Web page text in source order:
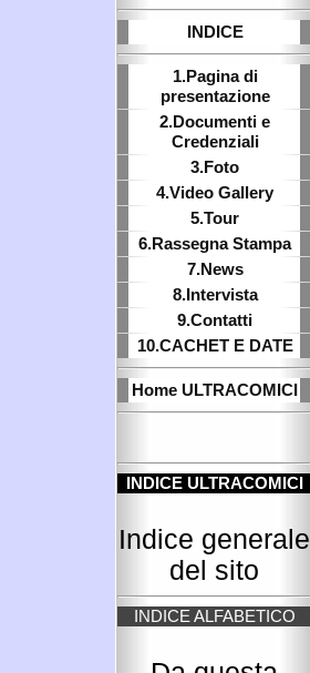
INDICE
1.Pagina di
presentazione
2.Documenti e
Credenziali
3.Foto
4.Video Gallery
5.Tour
6.Rassegna Stampa
7.News
8.Intervista
9.Contatti
10.CACHET E DATE
Home ULTRACOMICI
INDICE ULTRACOMICI
Indice generale
del sito
INDICE ALFABETICO